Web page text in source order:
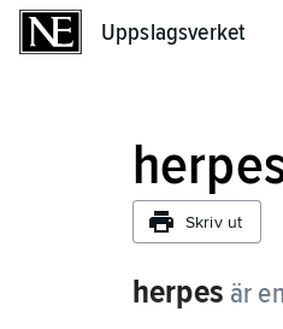
Uppslagsverket
Skriv ut
herpes är